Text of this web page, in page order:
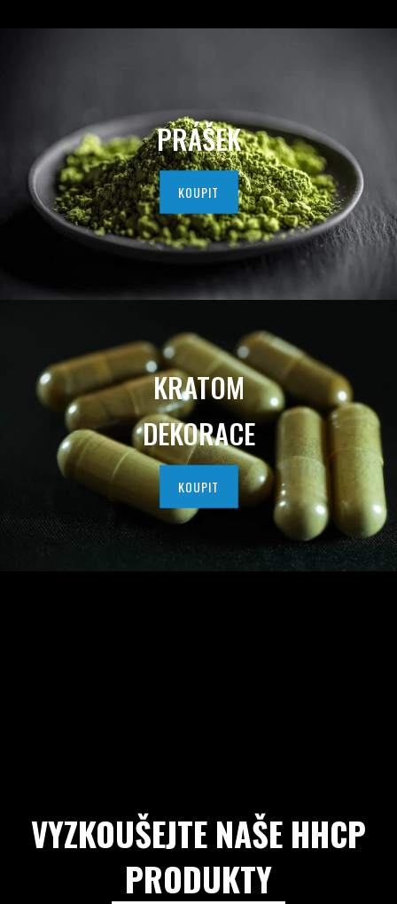
PRÁŠEK
KOUPIT
KRATOM
DEKORACE
KOUPIT
VYZKOUŠEJTE NAŠE HHCP
PRODUKTY